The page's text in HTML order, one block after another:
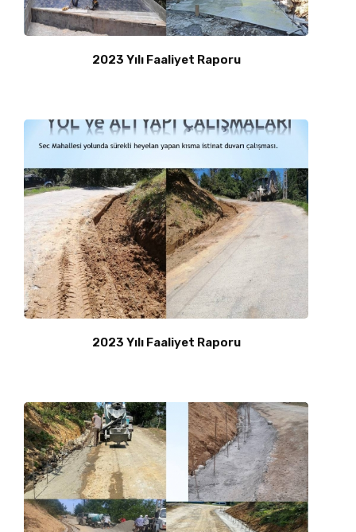
2023 Yılı Faaliyet Raporu
2023 Yılı Faaliyet Raporu